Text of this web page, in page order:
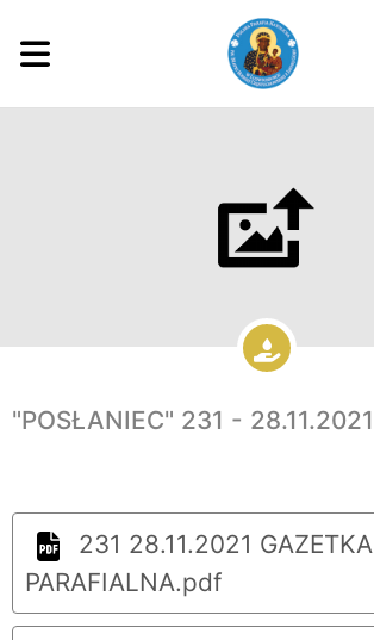
"POSŁANIEC" 231 - 28.11.2021
231 28.11.2021 GAZETKA
PARAFIALNA.pdf